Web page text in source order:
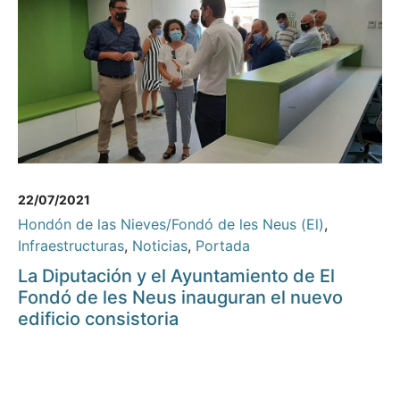
22/07/2021
Hondón de las Nieves/Fondó de les Neus (El),
Infraestructuras, Noticias, Portada
La Diputación y el Ayuntamiento de El
Fondó de les Neus inauguran el nuevo
edificio consistoria